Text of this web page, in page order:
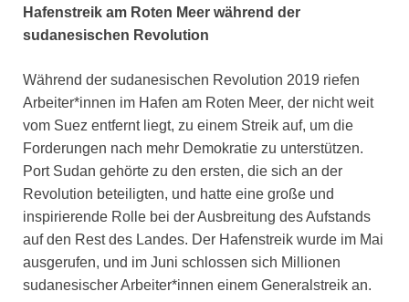
Hafenstreik am Roten Meer während der
sudanesischen Revolution
Während der sudanesischen Revolution 2019 riefen
Arbeiter*innen im Hafen am Roten Meer, der nicht weit
vom Suez entfernt liegt, zu einem Streik auf, um die
Forderungen nach mehr Demokratie zu unterstützen.
Port Sudan gehörte zu den ersten, die sich an der
Revolution beteiligten, und hatte eine große und
inspirierende Rolle bei der Ausbreitung des Aufstands
auf den Rest des Landes. Der Hafenstreik wurde im Mai
ausgerufen, und im Juni schlossen sich Millionen
sudanesischer Arbeiter*innen einem Generalstreik an.